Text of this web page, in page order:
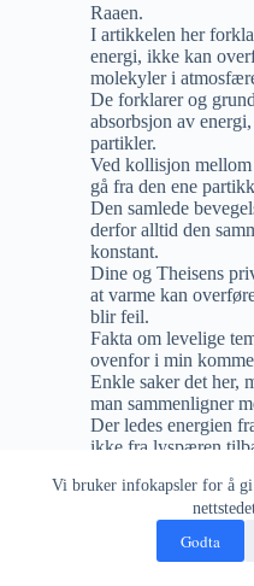
Vi bruker infokapsler for å gi
Godta
Raaen.
I artikkelen her
energi, ikke kan
molekyler i
De forklarer og
absorbsjon av
partikler.
Ved kollisjon
gå fra den ene
Den samlede
derfor alltid den
konstant.
Dine og Theisens
at varme kan
blir feil.
Fakta om levelige
ovenfor i min
Enkle saker det her,
man sammenligner
Der ledes energien
ikke fra lyspæren
Alf
19 MAI,